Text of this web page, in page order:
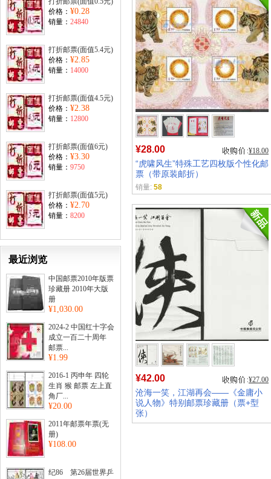
价格： ¥0.28
销量： 24840
打折邮票(面值5.4元)
价格： ¥2.85
销量： 14000
打折邮票(面值4.5元)
价格： ¥2.38
销量： 12800
打折邮票(面值6元)
价格： ¥3.30
销量： 9750
打折邮票(面值5元)
价格： ¥2.70
销量： 8200
最近浏览
中国邮票2010年版票
珍藏册 2010年大版
册
¥1,030.00
2024-2 中国红十字会
成立一百二十周年
邮票...
¥1.99
2016-1 丙申年 四轮
生肖 猴 邮票 左上直
角厂...
¥20.00
2011年邮票年票(无
册)
¥108.00
纪86 第26届世界乒
¥28.00 ¥18.00
“虎啸风生”特殊工艺四枚版个性化邮
票（带原装邮折）
销量: 58
¥42.00 ¥27.00
沧海一笑，江湖再会——《金庸小
说人物》特别邮票珍藏册（票+型
张）